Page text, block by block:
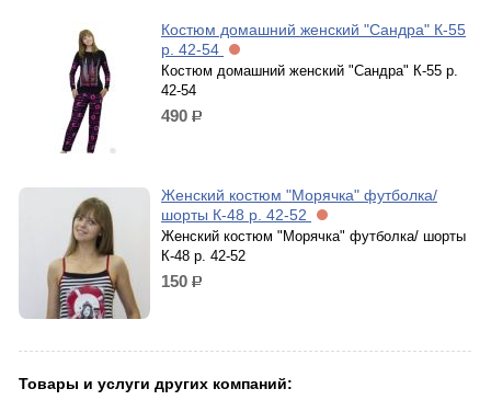
Костюм домашний женский "Сандра" К-55
р. 42-54
Костюм домашний женский "Сандра" К-55 р.
42-54
490 р.
Женский костюм "Морячка" футболка/
шорты К-48 р. 42-52
Женский костюм "Морячка" футболка/ шорты
К-48 р. 42-52
150 р.
Товары и услуги других компаний: